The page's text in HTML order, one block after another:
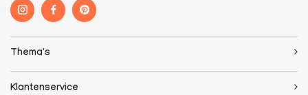
Thema's
Klantenservice